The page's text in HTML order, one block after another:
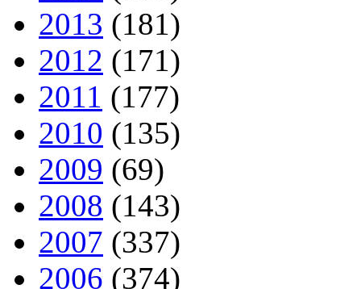
2013 (181)
2012 (171)
2011 (177)
2010 (135)
2009 (69)
2008 (143)
2007 (337)
2006 (374)